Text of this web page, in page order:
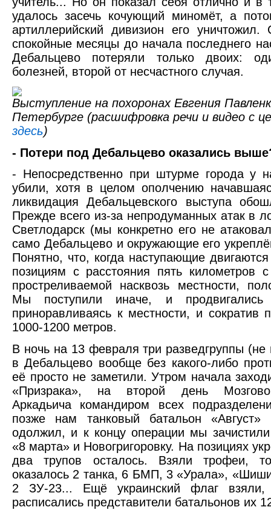
удалось засечь кочующий миномёт, а
артиллерийский дивизион его
спокойные месяцы до начала последнего
Дебальцево потеряли только двоих:
болезней, второй от несчастного случая.
Выступление на похоронах Евгения
Петербурге (расшифровка речи и видео с
здесь)
- Потери под Дебальцево оказались
- Непосредственно при штурме города у
убили, хотя в целом ополчению
ликвидация Дебальцевского выступа
Прежде всего из-за непродуманных атак в
Светлодарск (мы конкретно его не
само Дебальцево и окружающие его
Понятно, что, когда наступающие
позициям с расстояния пять километров
простреливаемой насквозь местности,
Мы поступили иначе, и продвигались
приноравливаясь к местности, и сократив
1000-1200 метров.
В ночь на 13 февраля три разведгруппы
в Дебальцево вообще без какого-либо
её просто не заметили. Утром начала
«Призрака», на второй день
Аркадьича командиром всех
позже нам танковый батальон
одолжил, и к концу операции мы
«8 марта» и Новогригоровку. На позициях
два трупов осталось. Взяли трофеи,
оказалось 2 танка, 6 БМП, 3 «Урала»,
2 ЗУ-23... Ещё украинский флаг взяли,
расписались представители батальонов их